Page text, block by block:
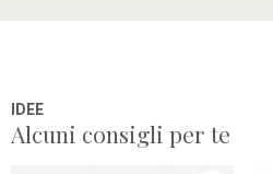
IDEE
Alcuni consigli per te